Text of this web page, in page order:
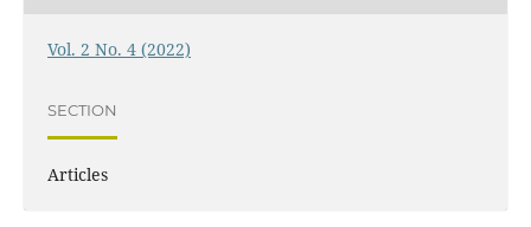
Vol. 2 No. 4 (2022)
SECTION
Articles